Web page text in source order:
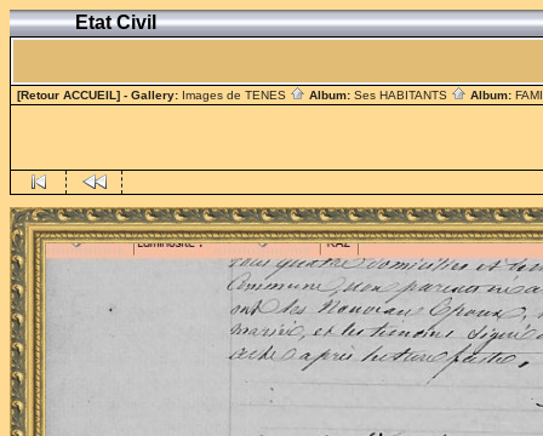
Etat Civil
[Retour ACCUEIL] - Gallery: Images de TENES Album: Ses HABITANTS Album: